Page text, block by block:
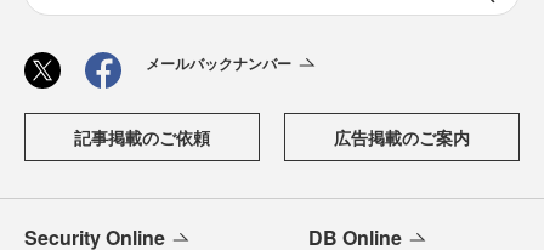
メールバックナンバー
記事掲載のご依頼 広告掲載のご案内
Security Online DB Online